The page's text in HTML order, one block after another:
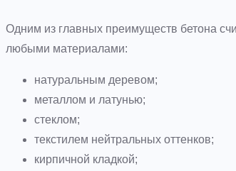
Одним из главных преимуществ бетона
любыми материалами:
натуральным деревом;
металлом и латунью;
стеклом;
текстилем нейтральных оттенков;
кирпичной кладкой;